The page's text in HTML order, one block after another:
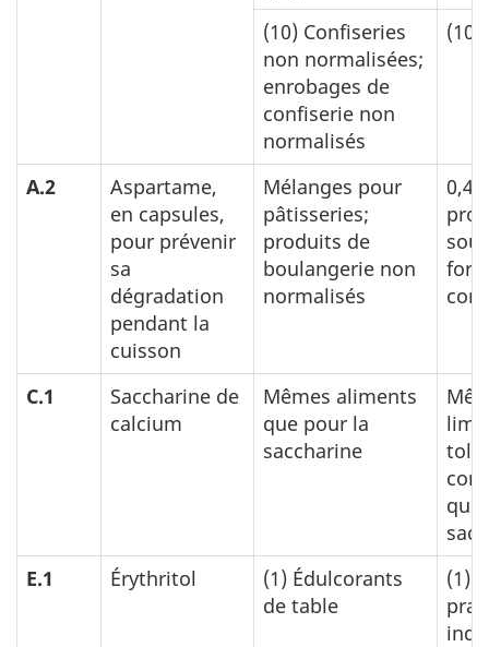
(10) Confiseries
non normalisées;
enrobages de
confiserie non
normalisés
(10)
A.2
Aspartame,
en capsules,
pour prévenir
sa
dégradation
pendant la
cuisson
Mélanges pour
pâtisseries;
produits de
boulangerie non
normalisés
0,4
C.1
Saccharine de
calcium
Mêmes aliments
que pour la
saccharine
que
E.1
Érythritol (1) Édulcorants
de table
(1)